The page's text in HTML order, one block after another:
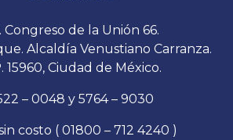
Congreso de la Unión 66.
Alcaldía Venustiano Carranza.
15960, Ciudad de México.
– 0048 y 5764 – 9030
costo ( 01800 – 712 4240 )